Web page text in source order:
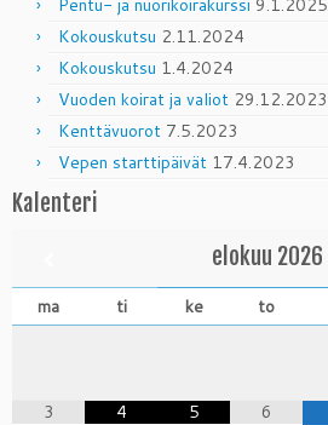
Kokouskutsu 2.11.2024
Kokouskutsu 1.4.2024
Vuoden koirat ja valiot 29.12.2023
Kenttävuorot 7.5.2023
Vepen starttipäivät 17.4.2023
Kalenteri
elokuu 2026
ma ti ke to
3 4 5 6